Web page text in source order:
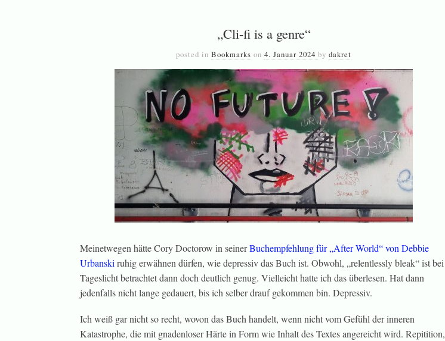
„Cli-fi is a genre“
posted inBookmarks on4. Januar 2024bydakret
Meinetwegen hätte Cory Doctorow in seinerBuchempfehlung für „After World“ von Debbie
Urbanskiruhig erwähnen dürfen, wie depressiv das Buch ist. Obwohl, „relentlessly bleak“ ist bei
Tageslicht betrachtet dann doch deutlich genug. Vielleicht hatte ich das überlesen. Hat dann
jedenfalls nicht lange gedauert, bis ich selber drauf gekommen bin. Depressiv.
Ich weiß gar nicht so recht, wovon das Buch handelt, wenn nicht vom Gefühl der inneren
Katastrophe, die mit gnadenloser Härte in Form wie Inhalt des Textes angereicht wird. Repitition,